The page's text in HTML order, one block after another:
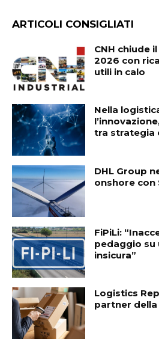
ARTICOLI CONSIGLIATI
CNH chiude
2026 con
utili in calo
Nella
tra strategia
DHL Group
onshore
FiPiLi:
pedaggio su
insicura”
Logistics
partner